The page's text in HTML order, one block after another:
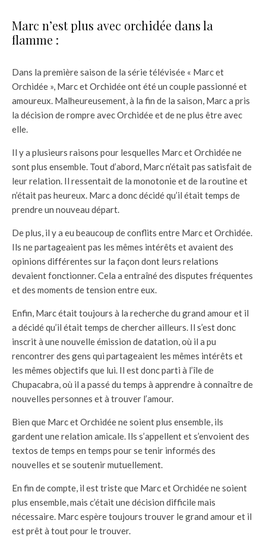
Marc n’est plus avec orchidée dans la
flamme :
Dans la première saison de la série télévisée « Marc et
Orchidée », Marc et Orchidée ont été un couple passionné et
amoureux. Malheureusement, à la fin de la saison, Marc a pris
la décision de rompre avec Orchidée et de ne plus être avec
elle.
Il y a plusieurs raisons pour lesquelles Marc et Orchidée ne
sont plus ensemble. Tout d’abord, Marc n’était pas satisfait de
leur relation. Il ressentait de la monotonie et de la routine et
n’était pas heureux. Marc a donc décidé qu’il était temps de
prendre un nouveau départ.
De plus, il y a eu beaucoup de conflits entre Marc et Orchidée.
Ils ne partageaient pas les mêmes intérêts et avaient des
opinions différentes sur la façon dont leurs relations
devaient fonctionner. Cela a entraîné des disputes fréquentes
et des moments de tension entre eux.
Enfin, Marc était toujours à la recherche du grand amour et il
a décidé qu’il était temps de chercher ailleurs. Il s’est donc
inscrit à une nouvelle émission de datation, où il a pu
rencontrer des gens qui partageaient les mêmes intérêts et
les mêmes objectifs que lui. Il est donc parti à l’île de
Chupacabra, où il a passé du temps à apprendre à connaître de
nouvelles personnes et à trouver l’amour.
Bien que Marc et Orchidée ne soient plus ensemble, ils
gardent une relation amicale. Ils s’appellent et s’envoient des
textos de temps en temps pour se tenir informés des
nouvelles et se soutenir mutuellement.
En fin de compte, il est triste que Marc et Orchidée ne soient
plus ensemble, mais c’était une décision difficile mais
nécessaire. Marc espère toujours trouver le grand amour et il
est prêt à tout pour le trouver.